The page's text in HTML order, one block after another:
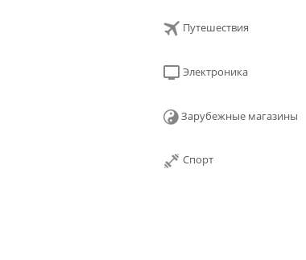
Путешествия
Электроника
Зарубежные магазины
Спорт